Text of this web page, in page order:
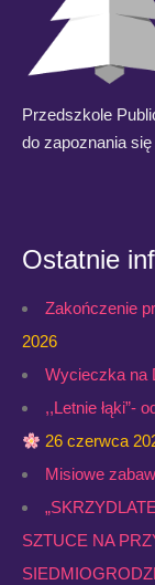
Przedszkole
do zapoznania
Ostatnie
Zakończenie
2026
Wycieczka na
,,Letnie łąki”-
26 czerwca
Misiowe
SZTUCE NA